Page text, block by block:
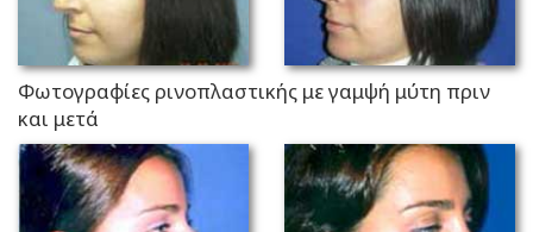
Φωτογραφίες ρινοπλαστικής με γαμψή μύτη πριν
και μετά